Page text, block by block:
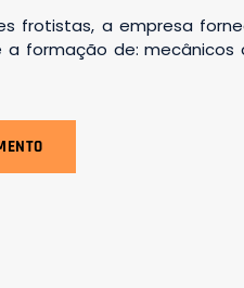
frotistas, a empresa
formação de: